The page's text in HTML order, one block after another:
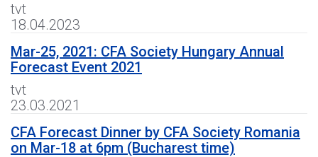
tvt
18.04.2023
Mar-25, 2021: CFA Society Hungary Annual
Forecast Event 2021
tvt
23.03.2021
CFA Forecast Dinner by CFA Society Romania
on Mar-18 at 6pm (Bucharest time)